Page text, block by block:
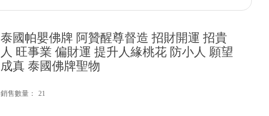
泰國帕嬰佛牌 阿贊醒尊督造 招財開運 招貴
人 旺事業 偏財運 提升人緣桃花 防小人 願望
成真 泰國佛牌聖物
銷售數量： 21